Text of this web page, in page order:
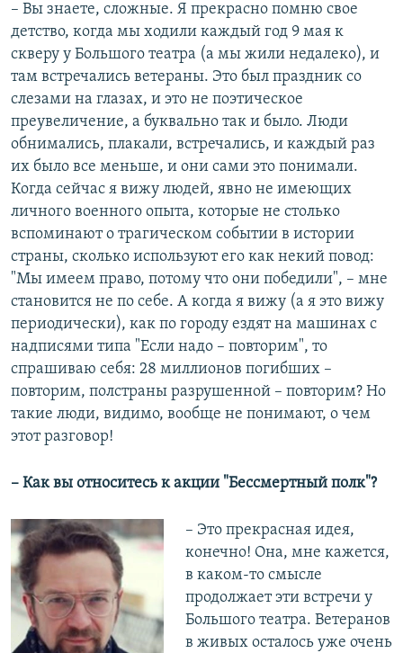
– Вы знаете, сложные. Я прекрасно помню свое
детство, когда мы ходили каждый год 9 мая к
скверу у Большого театра (а мы жили недалеко), и
там встречались ветераны. Это был праздник со
слезами на глазах, и это не поэтическое
преувеличение, а буквально так и было. Люди
обнимались, плакали, встречались, и каждый раз
их было все меньше, и они сами это понимали.
Когда сейчас я вижу людей, явно не имеющих
личного военного опыта, которые не столько
вспоминают о трагическом событии в истории
страны, сколько используют его как некий повод:
"Мы имеем право, потому что они победили", – мне
становится не по себе. А когда я вижу (а я это вижу
периодически), как по городу ездят на машинах с
надписями типа "Если надо – повторим", то
спрашиваю себя: 28 миллионов погибших –
повторим, полстраны разрушенной – повторим? Но
такие люди, видимо, вообще не понимают, о чем
этот разговор!
– Как вы относитесь к акции "Бессмертный полк"?
– Это прекрасная идея,
конечно! Она, мне кажется,
в каком-то смысле
продолжает эти встречи у
Большого театра. Ветеранов
в живых осталось уже очень